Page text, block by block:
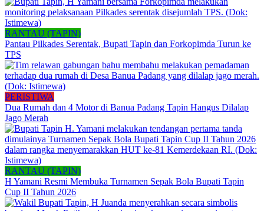
RANTAU (TAPIN)
Pantau Pilkades Serentak, Bupati Tapin dan Forkopimda Turun ke
TPS
PERISTIWA
Dua Rumah dan 4 Motor di Banua Padang Tapin Hangus Dilalap
Jago Merah
RANTAU (TAPIN)
H Yamani Resmi Membuka Turnamen Sepak Bola Bupati Tapin
Cup II Tahun 2026